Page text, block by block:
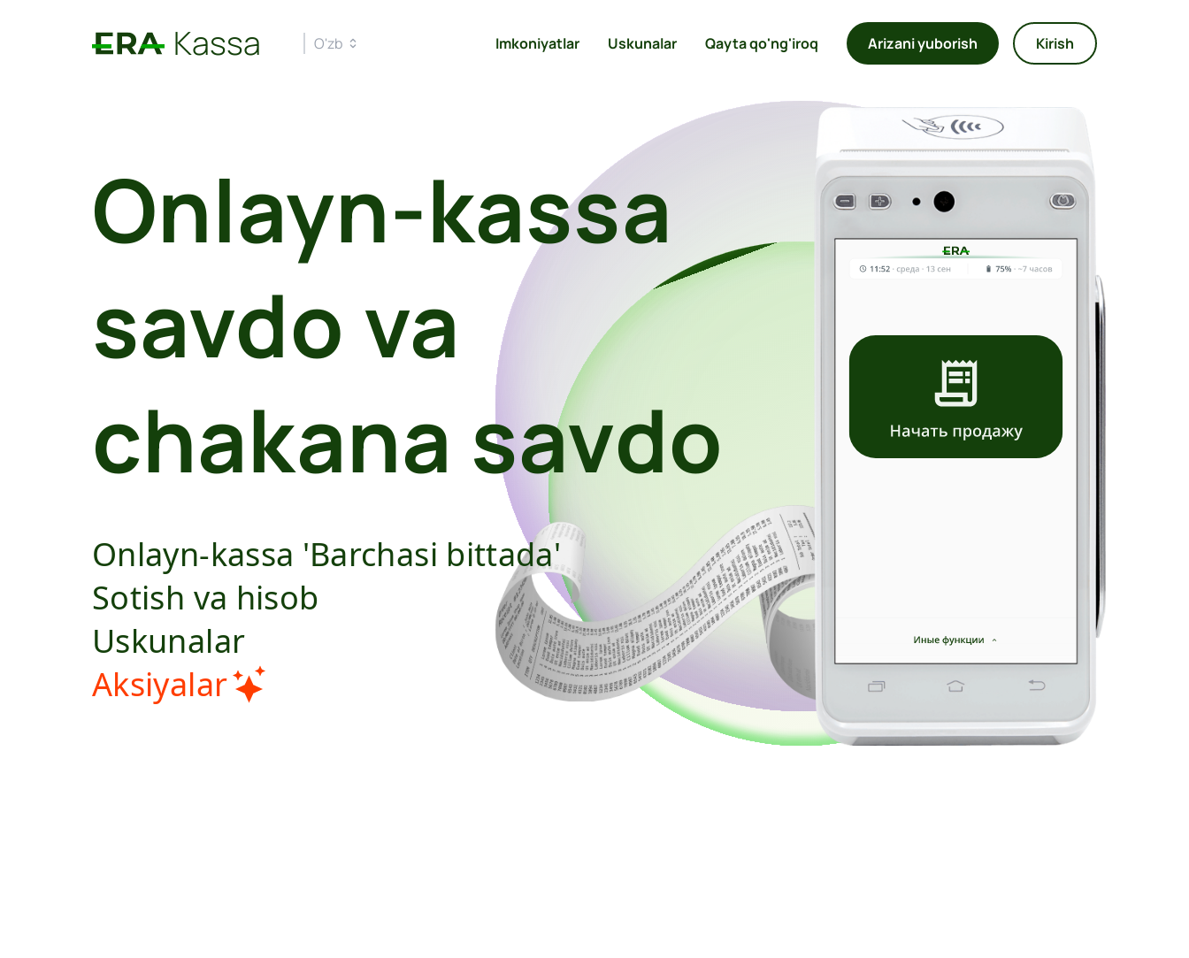
Kassa O'zb Imkoniyatlar Uskunalar Qayta qo'ng'iroq Loading...
Arizani yuborish Loading...
Kirish
Onlayn-kassa
savdo va
chakana savdo
Onlayn-kassa 'Barchasi bittada'
Sotish va hisob
Uskunalar
Aksiyalar